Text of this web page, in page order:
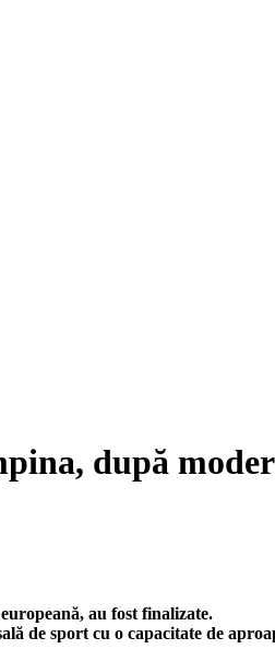
după
au fost finalizate.
de sport cu o capacitate de